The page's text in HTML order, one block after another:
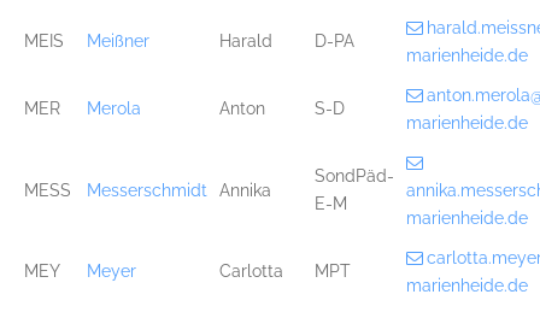
MEIS Meißner Harald D-PA
marienheide.de
MER Merola Anton S-D
marienheide.de
MESS Messerschmidt Annika
SondPäd-
E-M
marienheide.de
MEY Meyer Carlotta MPT
marienheide.de